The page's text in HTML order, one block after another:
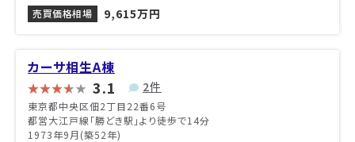
売買価格相場
9,615万円
カーサ相生A棟
3.1 2件
東京都中央区佃2丁目22番6号
都営大江戸線「勝どき駅」より徒歩で14分
1973年9月(築52年)